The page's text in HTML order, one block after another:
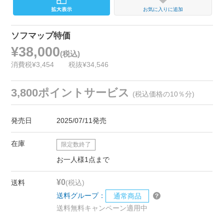
お気に入りに追加
ソフマップ特価
¥38,000(税込)
消費税¥3,454 税抜¥34,546
3,800ポイントサービス (税込価格の10％分)
発売日 2025/07/11発売
在庫 限定数終了
お一人様1点まで
送料 ¥0(税込)
送料グループ：
通常商品
送料無料キャンペーン適用中